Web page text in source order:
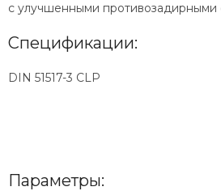
с улучшенными противозадирными
Спецификации:
DIN 51517-3 CLP
Параметры: